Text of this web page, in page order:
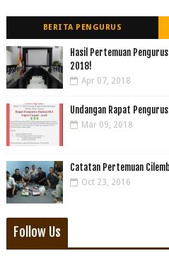
BERITA PENGURUS
Hasil Pertemuan
2018!
Apr 07, 2018
Undangan Rapat
Mar 09, 2018
Catatan Pertemuan
Oct 23, 2016
Follow Us